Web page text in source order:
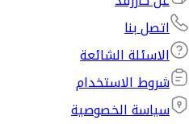
اتصل بنا
الاسئلة الشائعة
شروط الاستخدام
سياسة الخصوصية